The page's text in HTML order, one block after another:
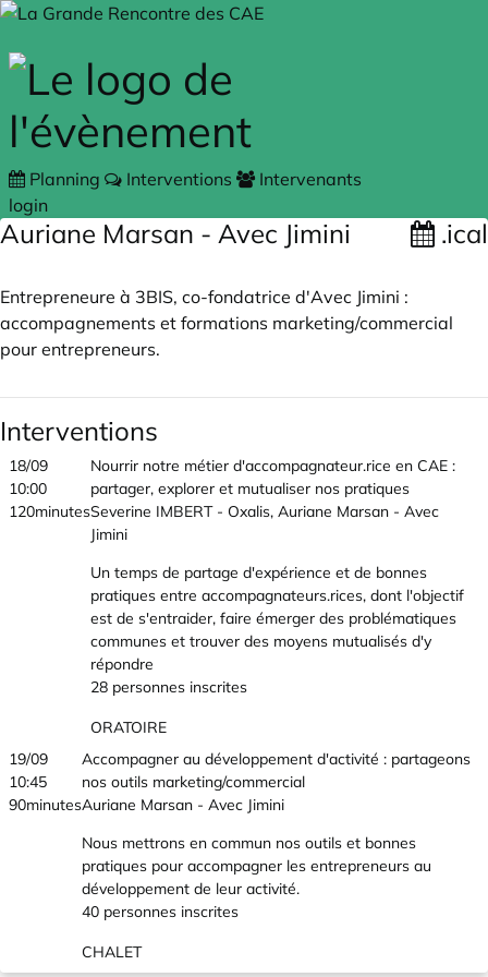
Skip to main content
Planning Interventions
Intervenants
login
Auriane Marsan - Avec Jimini .ical
Entrepreneure à 3BIS, co-fondatrice d'Avec Jimini :
accompagnements et formations marketing/commercial
pour entrepreneurs.
Interventions
18/09
10:00
120minutes
Nourrir notre métier d'accompagnateur.rice en CAE :
partager, explorer et mutualiser nos pratiques
Severine IMBERT - Oxalis, Auriane Marsan - Avec
Jimini
Un temps de partage d'expérience et de bonnes
pratiques entre accompagnateurs.rices, dont l'objectif
est de s'entraider, faire émerger des problématiques
communes et trouver des moyens mutualisés d'y
répondre
28 personnes inscrites
ORATOIRE
19/09
10:45
90minutes
Accompagner au développement d'activité : partageons
nos outils marketing/commercial
Auriane Marsan - Avec Jimini
Nous mettrons en commun nos outils et bonnes
pratiques pour accompagner les entrepreneurs au
développement de leur activité.
40 personnes inscrites
CHALET